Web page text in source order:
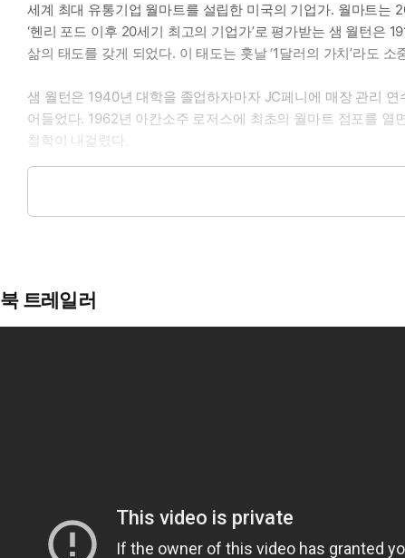
세계 최대 유통기업 월마트를 설립한 미국의 기업가. 월마트는
‘헨리 포드 이후 20세기 최고의 기업가’로 평가받는 샘 월턴은
삶의 태도를 갖게 되었다. 이 태도는 훗날 ‘1달러의 가치’라도
샘 월턴은 1940년 대학을 졸업하자마자 JC페니에 매장 관리
어들었다. 1962년 아칸소주 로저스에 최초의 월마트 점포를 열
철학이 내걸렸다.
월마트는 1990년 케이마트를 추월한 데 이어, 1991년 시어스
의 사후 2019년 월마트는 11,368개의 매장을 가진 세계 최대
북 트레일러